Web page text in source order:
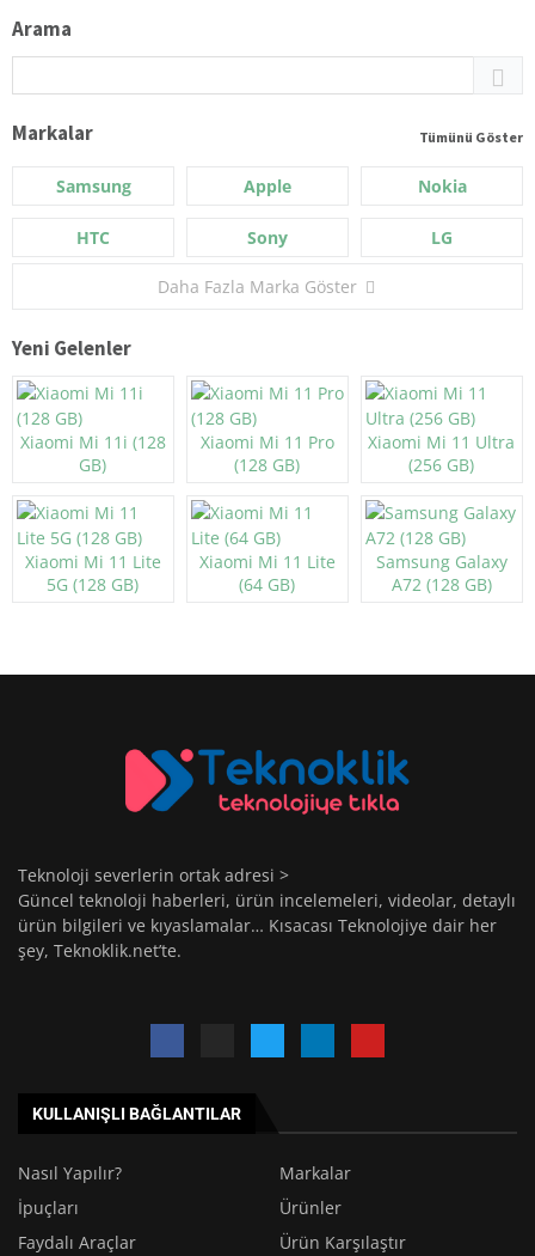
Arama
Markalar Tümünü Göster
Samsung Apple Nokia
HTC Sony LG
Daha Fazla Marka Göster
Yeni Gelenler
Xiaomi Mi 11i (128
GB)
Xiaomi Mi 11 Pro
(128 GB)
Xiaomi Mi 11 Ultra
(256 GB)
Xiaomi Mi 11 Lite
5G (128 GB)
Xiaomi Mi 11 Lite
(64 GB)
Samsung Galaxy
A72 (128 GB)
Teknoloji severlerin ortak adresi >
Güncel teknoloji haberleri, ürün incelemeleri, videolar, detaylı
ürün bilgileri ve kıyaslamalar… Kısacası Teknolojiye dair her
şey, Teknoklik.net’te.
KULLANIŞLI BAĞLANTILAR
Nasıl Yapılır?
Markalar
İpuçları
Ürünler
Faydalı Araçlar
Ürün Karşılaştır